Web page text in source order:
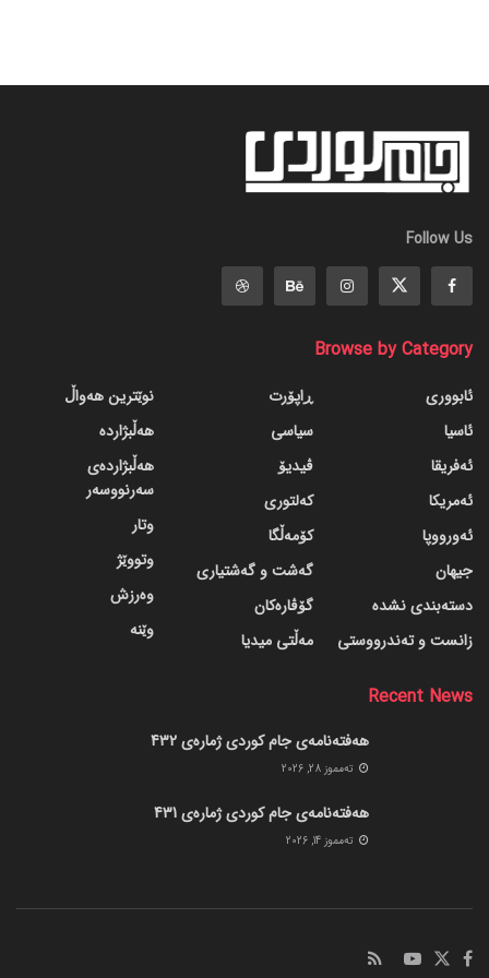
Follow Us
Browse by Category
ئابووری
ئاسیا
ئەفریقا
ئەمریکا
ئەورووپا
جیهان
دسته‌بندی نشده
زانست و تەندرووستی
ڕاپۆرت
سیاسی
ڤیدیۆ
کەلتوری
کۆمەڵگا
گه‌شت و گه‌شتیاری
گۆڤاره‌کان
مەڵتی میدیا
نوێترین هەواڵ
هەڵبژاردە
هەڵبژاردەی
سەرنووسەر
وتار
وتووێژ
وەرزش
وێنە
Recent News
هەفتەنامەی جام کوردی ژمارەی 432
ته‌مموز 28, 2026
هەفتەنامەی جام کوردی ژمارەی 431
ته‌مموز 14, 2026